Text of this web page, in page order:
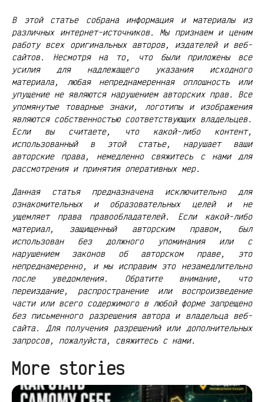
В этой статье собрана информация и материалы из
различных интернет-источников. Мы признаем и ценим
работу всех оригинальных авторов, издателей и веб-
сайтов. Несмотря на то, что были приложены все
усилия для надлежащего указания исходного
материала, любая непреднамеренная оплошность или
упущение не являются нарушением авторских прав. Все
упомянутые товарные знаки, логотипы и изображения
являются собственностью соответствующих владельцев.
Если вы считаете, что какой-либо контент,
использованный в этой статье, нарушает ваши
авторские права, немедленно свяжитесь с нами для
рассмотрения и принятия оперативных мер.
Данная статья предназначена исключительно для
ознакомительных и образовательных целей и не
ущемляет права правообладателей. Если какой-либо
материал, защищенный авторским правом, был
использован без должного упоминания или с
нарушением законов об авторском праве, это
непреднамеренно, и мы исправим это незамедлительно
после уведомления. Обратите внимание, что
переиздание, распространение или воспроизведение
части или всего содержимого в любой форме запрещено
без письменного разрешения автора и владельца веб-
сайта. Для получения разрешений или дополнительных
запросов, пожалуйста, свяжитесь с нами.
More stories